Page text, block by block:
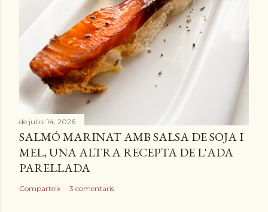
de juliol 14, 2026
SALMÓ MARINAT AMB SALSA DE SOJA I
MEL, UNA ALTRA RECEPTA DE L'ADA
PARELLADA
Comparteix 3 comentaris